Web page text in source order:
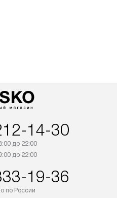
14-30
до 22:00
до 22:00
19-36
по России